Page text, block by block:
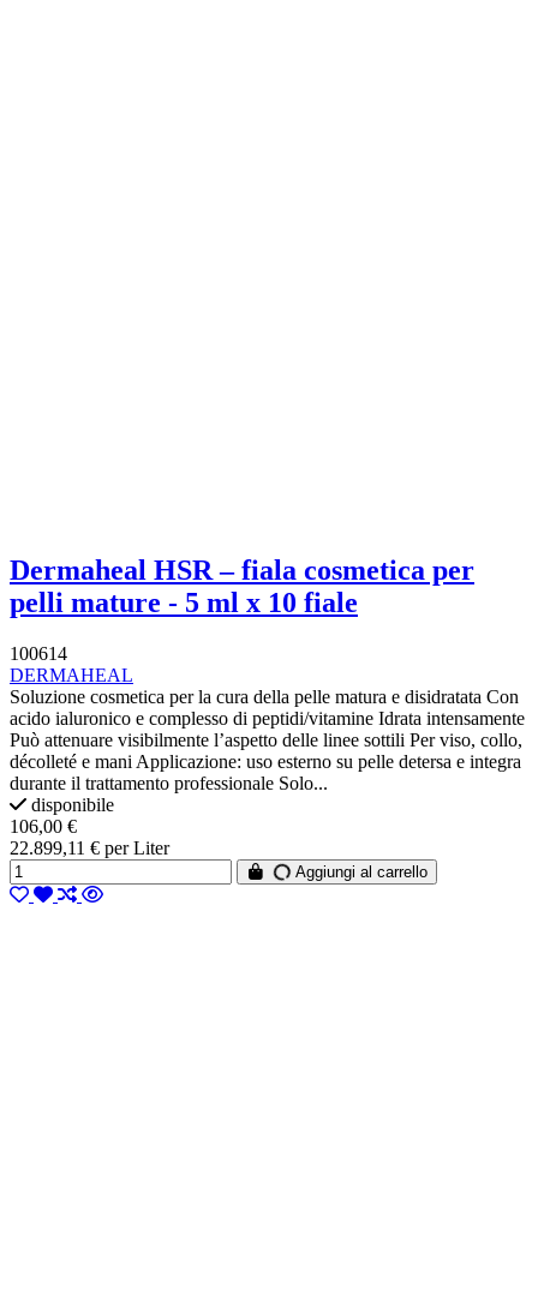
Dermaheal HSR – fiala cosmetica per
pelli mature - 5 ml x 10 fiale
100614
DERMAHEAL
Soluzione cosmetica per la cura della pelle matura e disidratata Con
acido ialuronico e complesso di peptidi/vitamine Idrata intensamente
Può attenuare visibilmente l’aspetto delle linee sottili Per viso, collo,
décolleté e mani Applicazione: uso esterno su pelle detersa e integra
durante il trattamento professionale Solo...
disponibile
106,00 €
22.899,11 € per Liter
Aggiungi al carrello